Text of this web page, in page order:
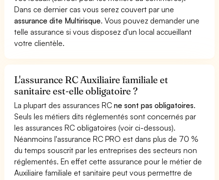
Dans ce dernier cas vous serez couvert par une
assurance dite Multirisque. Vous pouvez demander une
telle assurance si vous disposez d'un local accueillant
votre clientèle.
L'assurance RC Auxiliaire familiale et
sanitaire est-elle obligatoire ?
La plupart des assurances RCne sont pas obligatoires.
Seuls les métiers dits réglementés sont concernés par
les assurances RC obligatoires (voir ci-dessous).
Néanmoins l'assurance RC PRO est dans plus de 70 %
du temps souscrit par les entreprises des secteurs non
réglementés. En effet cette assurance pour le métier de
Auxiliaire familiale et sanitaire peut vous permettre de